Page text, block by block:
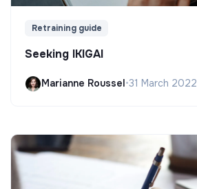
Retraining guide
Seeking IKIGAI
Marianne Roussel •31 March 2022